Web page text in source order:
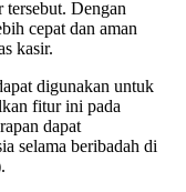
Dengan
cepat dan aman
kasir.
digunakan untuk
fitur ini pada
dapat
selama beribadah di